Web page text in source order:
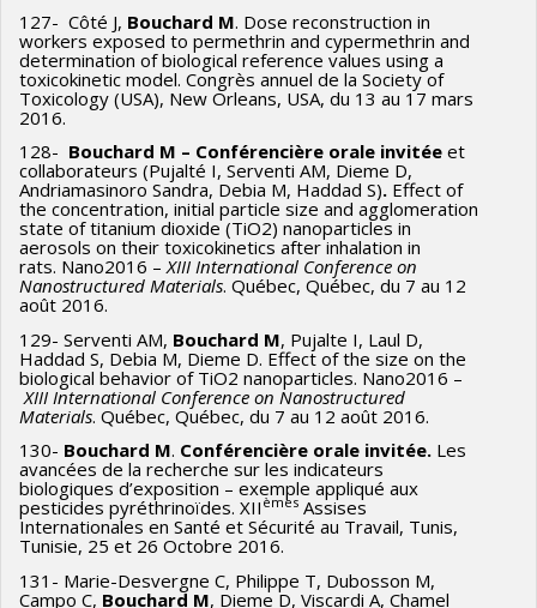
127- Côté J, Bouchard M. Dose reconstruction in
workers exposed to permethrin and cypermethrin and
determination of biological reference values using a
toxicokinetic model. Congrès annuel de la Society of
Toxicology (USA), New Orleans, USA, du 13 au 17 mars
2016.
128- Bouchard M – Conférencière orale invitée et
collaborateurs (Pujalté I, Serventi AM, Dieme D,
Andriamasinoro Sandra, Debia M, Haddad S). Effect of
the concentration, initial particle size and agglomeration
state of titanium dioxide (TiO2) nanoparticles in
aerosols on their toxicokinetics after inhalation in
rats. Nano2016 –XIII International Conference on
Nanostructured Materials. Québec, Québec, du 7 au 12
août 2016.
129- Serventi AM, Bouchard M, Pujalte I, Laul D,
Haddad S, Debia M, Dieme D. Effect of the size on the
biological behavior of TiO2 nanoparticles. Nano2016 –
XIII International Conference on Nanostructured
Materials. Québec, Québec, du 7 au 12 août 2016.
130- Bouchard M. Conférencière orale invitée. Les
avancées de la recherche sur les indicateurs
biologiques d’exposition – exemple appliqué aux
pesticides pyréthrinoïdes. XII èmes Assises
Internationales en Santé et Sécurité au Travail, Tunis,
Tunisie, 25 et 26 Octobre 2016.
131- Marie-Desvergne C, Philippe T, Dubosson M,
Campo C, Bouchard M, Dieme D, Viscardi A, Chamel